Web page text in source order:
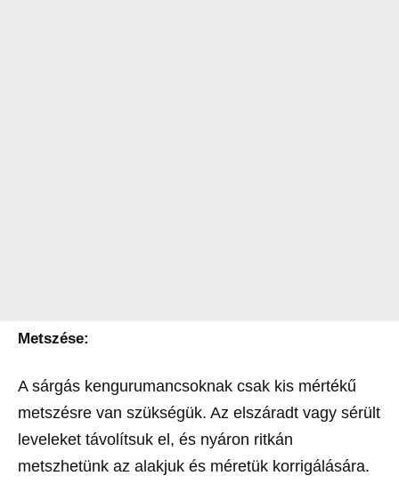
Metszése:
A sárgás kengurumancsoknak csak kis mértékű
metszésre van szükségük. Az elszáradt vagy sérült
leveleket távolítsuk el, és nyáron ritkán
metszhetünk az alakjuk és méretük korrigálására.